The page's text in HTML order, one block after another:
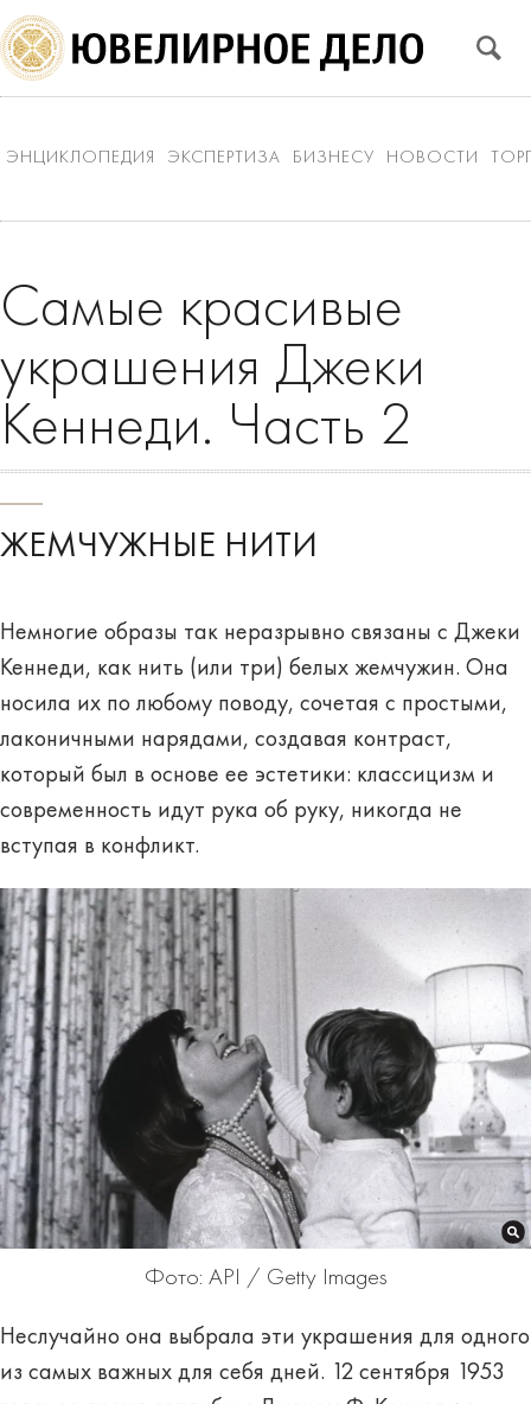
ЭНЦИКЛОПЕДИЯ ЭКСПЕРТИЗА БИЗНЕСУ НОВОСТИ
Самые красивые
украшения Джеки
Кеннеди. Часть 2
ЖЕМЧУЖНЫЕ НИТИ
Немногие образы так неразрывно связаны с Джеки
Кеннеди, как нить (или три) белых жемчужин. Она
носила их по любому поводу, сочетая с простыми,
лаконичными нарядами, создавая контраст,
который был в основе ее эстетики: классицизм и
современность идут рука об руку, никогда не
вступая в конфликт.
Фото: API / Getty Images
Неслучайно она выбрала эти украшения для одного
из самых важных для себя дней. 12 сентября 1953